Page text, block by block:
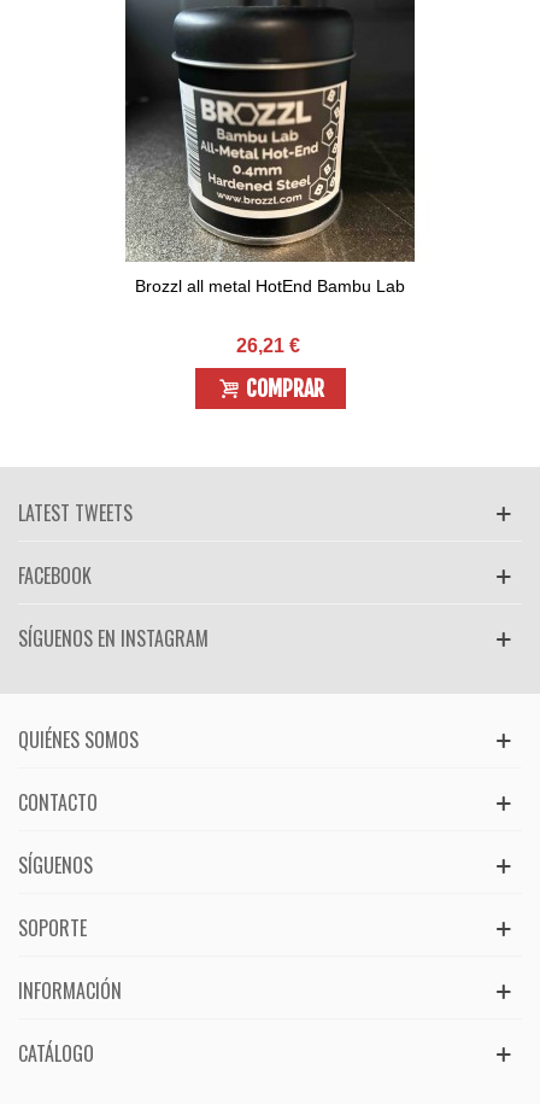
Brozzl all metal HotEnd Bambu Lab
26,21 €
COMPRAR
LATEST TWEETS
FACEBOOK
SÍGUENOS EN INSTAGRAM
QUIÉNES SOMOS
CONTACTO
SÍGUENOS
SOPORTE
INFORMACIÓN
CATÁLOGO